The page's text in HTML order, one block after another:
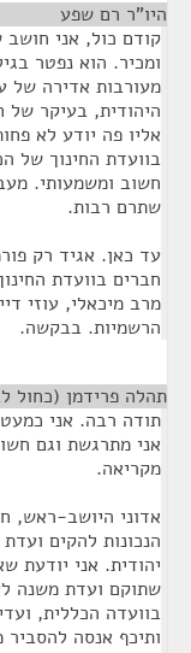
היו"ר רם שפע
קודם כול, אני
מעורבות אדירה
היהודית, בעיקר של
אליו פה יודע לא
בוועדת החינוך של
חשוב ומשמעותי.
שתרם רבות.
עד כאן. אגיד רק
חברים בוועדת
מרב מיכאלי, עוזי
הרשמיות. בבקשה.
תהלה פרידמן (כחול
תודה רבה. אני
אני מתרגשת וגם
מקריאה.
אדוני היושב-ראש,
הנכונות להקים
יהודית. אני יודעת
שתוקם ועדת משנה
בוועדה הכללית,
ותיכף אנסה להסביר